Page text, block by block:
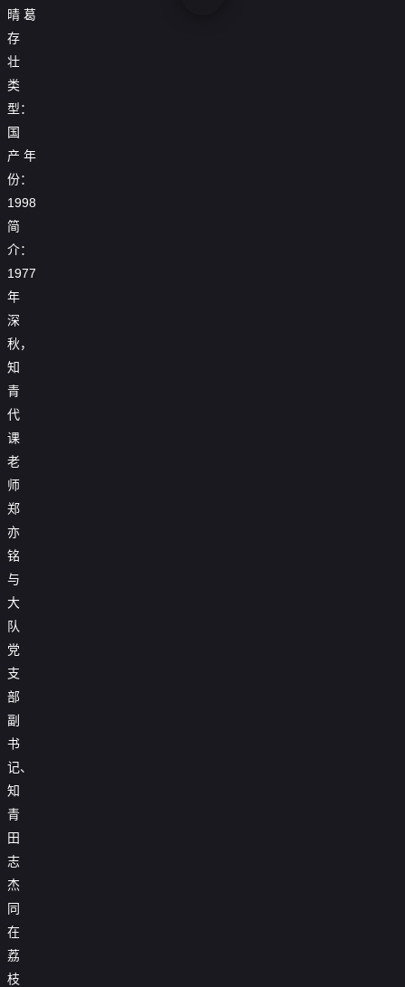
晴 葛
存
壮
类
型：
国
产 年
份：
1998
简
介：
1977
年
深
秋，
知
青
代
课
老
师
郑
亦
铭
与
大
队
党
支
部
副
书
记、
知
青
田
志
杰
同
在
荔
枝